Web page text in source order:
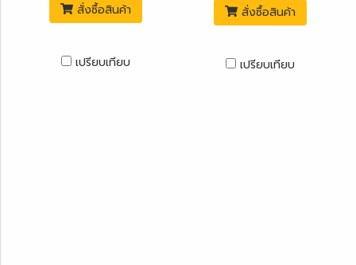
สั่งซื้อสินค้า
เปรียบเทียบ
สั่งซื้อสินค้า
เปรียบเทียบ